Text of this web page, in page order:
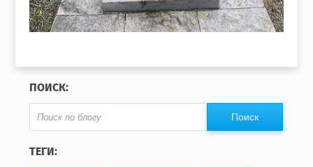
ПОИСК:
ТЕГИ: